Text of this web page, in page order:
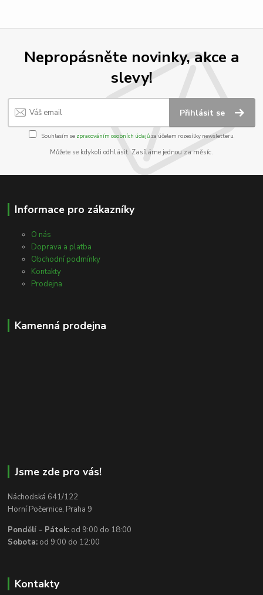
Nepropásněte novinky, akce a
slevy!
Přihlásit se
Souhlasím se zpracováním osobních údajůza účelem rozesílky newsletteru.
Můžete se kdykoli odhlásit. Zasíláme jednou za měsíc.
Informace pro zákazníky
O nás
Doprava a platba
Obchodní podmínky
Kontakty
Prodejna
Kamenná prodejna
Jsme zde pro vás!
Náchodská 641/122
Horní Počernice, Praha 9
Pondělí - Pátek: od 9:00 do 18:00
Sobota: od 9:00 do 12:00
Kontakty